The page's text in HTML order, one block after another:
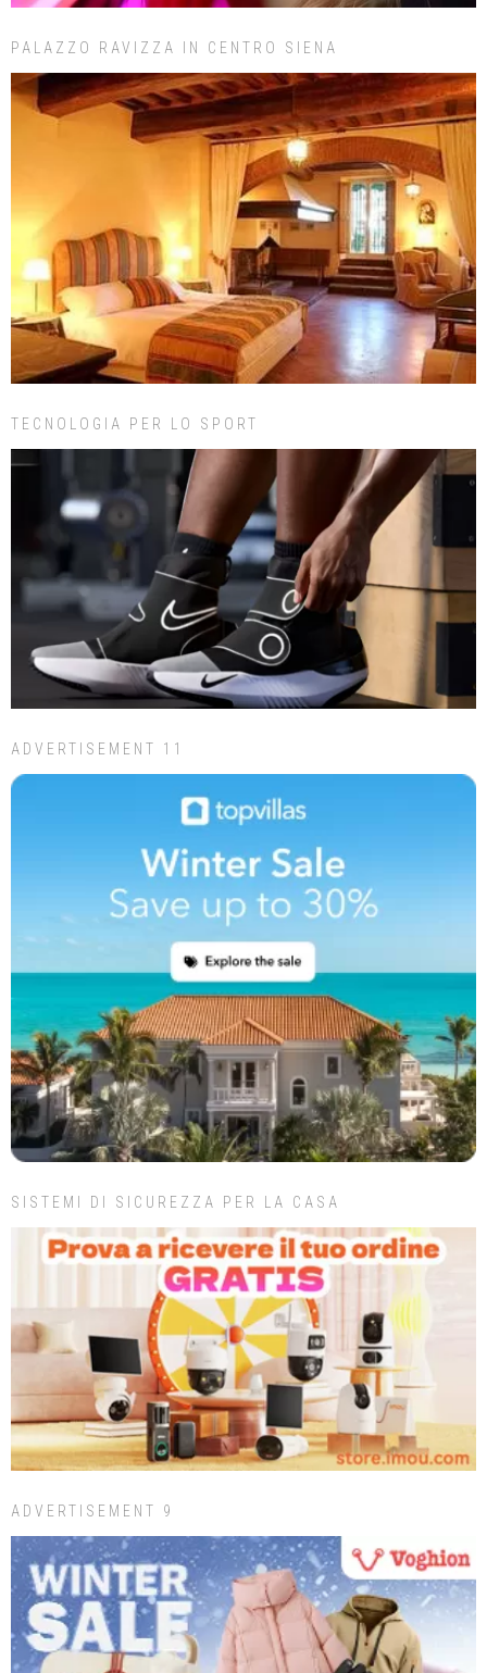
PALAZZO RAVIZZA IN CENTRO SIENA
TECNOLOGIA PER LO SPORT
ADVERTISEMENT 11
SISTEMI DI SICUREZZA PER LA CASA
ADVERTISEMENT 9